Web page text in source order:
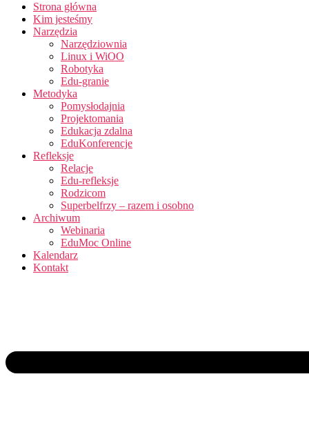
Strona główna
Kim jesteśmy
Narzędzia
Narzędziownia
Linux i WiOO
Robotyka
Edu-granie
Metodyka
Pomysłodajnia
Projektomania
Edukacja zdalna
EduKonferencje
Refleksje
Relacje
Edu-refleksje
Rodzicom
Superbelfrzy – razem i osobno
Archiwum
Webinaria
EduMoc Online
Kalendarz
Kontakt